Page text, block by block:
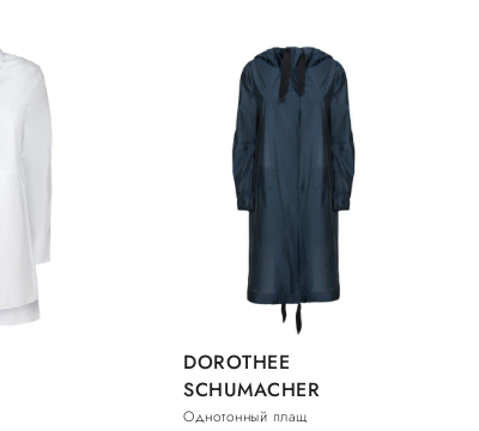
DOROTHEE
SCHUMACHER
Однотонный плащ